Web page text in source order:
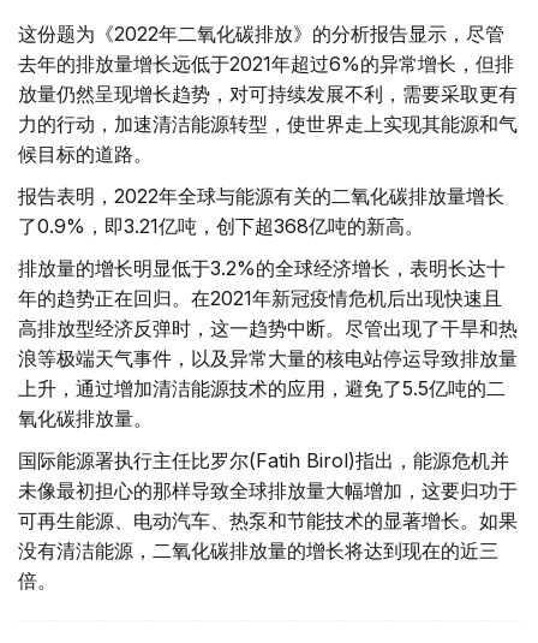
这份题为《2022年二氧化碳排放》的分析报告显示，尽管
去年的排放量增长远低于2021年超过6%的异常增长，但排
放量仍然呈现增长趋势，对可持续发展不利，需要采取更有
力的行动，加速清洁能源转型，使世界走上实现其能源和气
候目标的道路。
报告表明，2022年全球与能源有关的二氧化碳排放量增长
了0.9%，即3.21亿吨，创下超368亿吨的新高。
排放量的增长明显低于3.2%的全球经济增长，表明长达十
年的趋势正在回归。在2021年新冠疫情危机后出现快速且
高排放型经济反弹时，这一趋势中断。尽管出现了干旱和热
浪等极端天气事件，以及异常大量的核电站停运导致排放量
上升，通过增加清洁能源技术的应用，避免了5.5亿吨的二
氧化碳排放量。
国际能源署执行主任比罗尔(Fatih Birol)指出，能源危机并
未像最初担心的那样导致全球排放量大幅增加，这要归功于
可再生能源、电动汽车、热泵和节能技术的显著增长。如果
没有清洁能源，二氧化碳排放量的增长将达到现在的近三
倍。